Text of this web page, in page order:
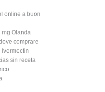
online a buon
mg Olanda
comprare
sin receta